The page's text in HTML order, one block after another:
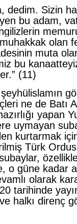
Sizin
bu adam,
olan
muta
bu
(11)
ne de Batı
yapan
uymayan
kurtarmak
Türk
o güne kadar
olarak
tarihinde
halkı direnç